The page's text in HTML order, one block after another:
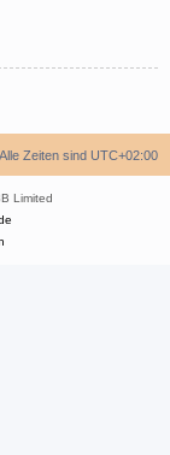
Alle Zeiten sind UTC+02:00
Limited